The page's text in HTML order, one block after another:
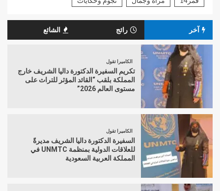
آخر رائج الشائع
الكاميرا تقول
تكريم السفيرة الدكتورة داليا الشريف خارج
المملكة بلقب “القائد المؤثر للتراث على
مستوى العالم 2026”
الكاميرا تقول
السفيرة الدكتورة داليا الشريف مديرةً
للعلاقات الدولية بمنظمة UNMTC في
المملكة العربية السعودية